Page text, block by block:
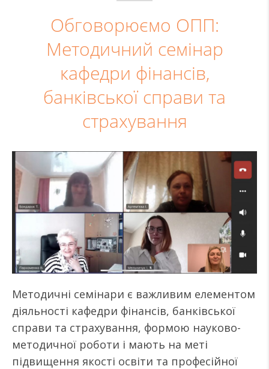
Обговорюємо ОПП:
Методичний семінар
кафедри фінансів,
банківської справи та
страхування
Методичні семінари є важливим елементом
діяльності кафедри фінансів, банківської
справи та страхування, формою науково-
методичної роботи і мають на меті
підвищення якості освіти та професійної